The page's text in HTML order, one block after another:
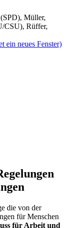
Müller,
CSU), Rüffer,
ein neues Fenster)
die von der
für Menschen
für Arbeit und